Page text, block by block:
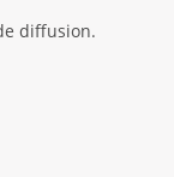
diffusion.